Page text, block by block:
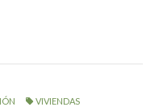
VIVIENDAS